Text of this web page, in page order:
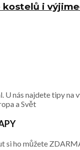
kostelů i
U nás najdete tipy na
a Svět
si ho můžete